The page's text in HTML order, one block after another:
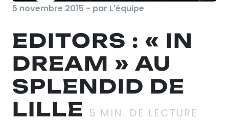
5 novembre 2015 - par L'équipe
EDITORS : « IN
DREAM » AU
SPLENDID DE
LILLE 5 MIN. DE LECTURE